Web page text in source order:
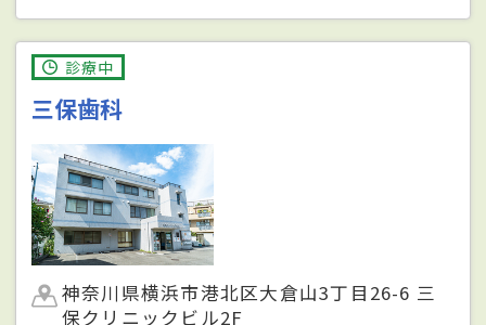
診療中
三保歯科
神奈川県横浜市港北区大倉山3丁目26-6 三
保クリニックビル2F